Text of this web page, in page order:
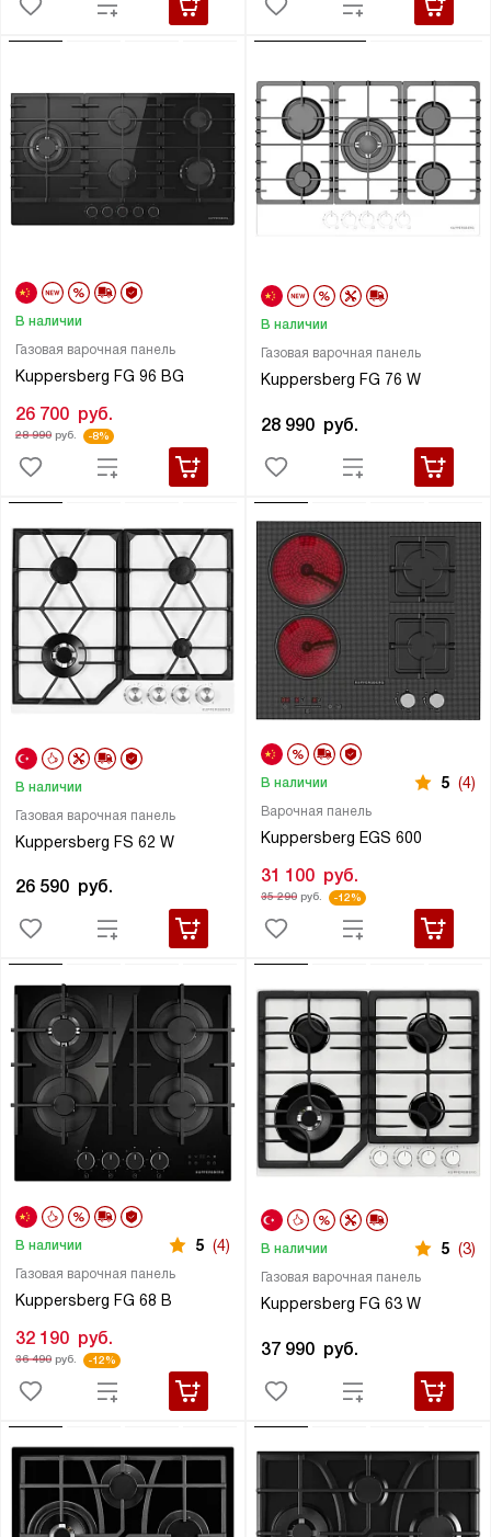
Газовая варочная панель
Kuppersberg FG 96 BG
В наличии
26 700 руб.
28 990руб. -8%
Газовая варочная панель
Kuppersberg FG 76 W
В наличии
28 990 руб.
Газовая варочная панель
Kuppersberg FS 62 W
В наличии
26 590 руб.
Варочная панель
Kuppersberg EGS 600
В наличии 5 (4)
31 100 руб.
35 290руб. -12%
Газовая варочная панель
Kuppersberg FG 68 B
В наличии 5 (4)
32 190 руб.
36 490руб. -12%
Газовая варочная панель
Kuppersberg FG 63 W
В наличии 5 (3)
37 990 руб.